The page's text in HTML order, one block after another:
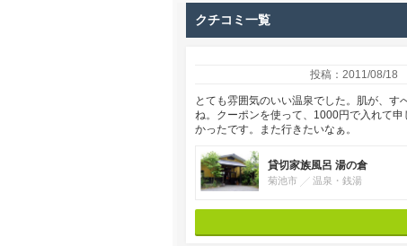
クチコミ一覧
投稿：2011/08/18
とても雰囲気のいい温泉でした。肌が、
ね。クーポンを使って、1000円で入れて
かったです。また行きたいなぁ。
貸切家族風呂 湯の倉
菊池市 温泉・銭湯